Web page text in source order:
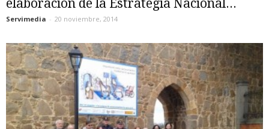
elaboración de la Estrategia Nacional...
Servimedia - 20 noviembre, 2014